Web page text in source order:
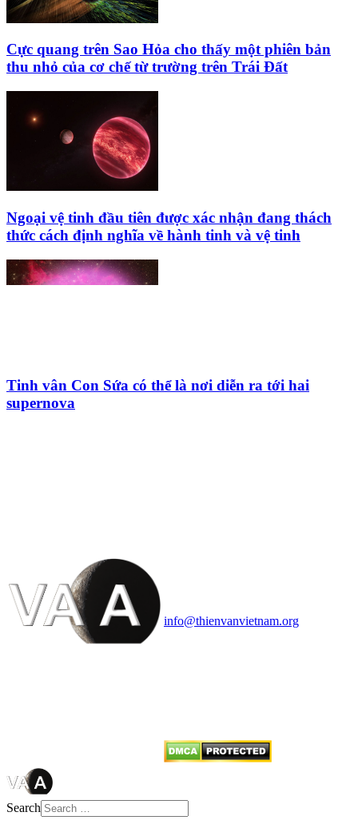
Cực quang trên Sao Hỏa cho thấy một phiên bản
thu nhỏ của cơ chế từ trường trên Trái Đất
Ngoại vệ tinh đầu tiên được xác nhận đang thách
thức cách định nghĩa về hành tinh và vệ tinh
Tinh vân Con Sứa có thể là nơi diễn ra tới hai
supernova
info@thienvanvietnam.org
Search